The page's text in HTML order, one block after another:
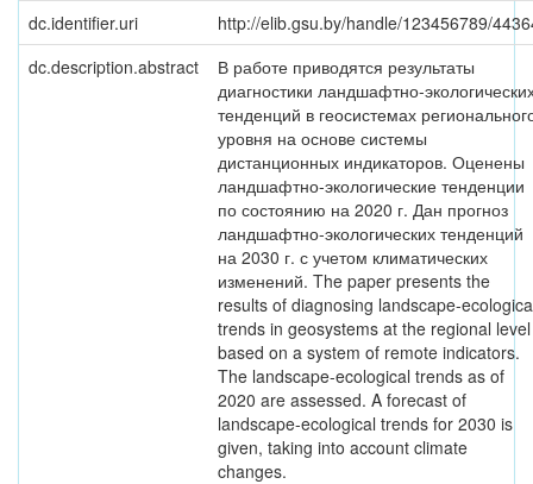
dc.identifier.uri
http://elib.gsu.by/handle/123456789/
dc.description.abstract
В работе приводятся результаты
диагностики ландшафтно-
тенденций в геосистемах
уровня на основе системы
дистанционных индикаторов. Оценены
ландшафтно-экологические тенденции
по состоянию на 2020 г. Дан прогноз
ландшафтно-экологических тенденций
на 2030 г. с учетом климатических
изменений. The paper presents the
results of diagnosing landscape-
trends in geosystems at the regional level
based on a system of remote indicators.
The landscape-ecological trends as of
2020 are assessed. A forecast of
landscape-ecological trends for 2030 is
given, taking into account climate
changes.